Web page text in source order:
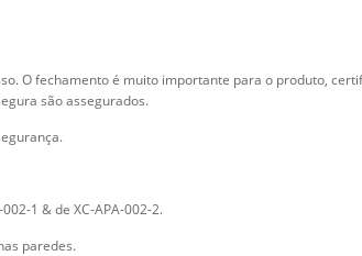
O fechamento é muito importante para o produto,
são assegurados.
1 & de XC-APA-002-2.
paredes.